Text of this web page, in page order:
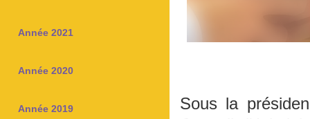
Année 2021
Année 2020
Année 2019
Sous la